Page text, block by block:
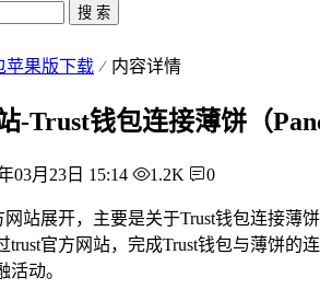
搜 索
苹果版下载 内容详情
-Trust钱包连接薄饼（
03月23日 15:14 1.2K 0
网站展开，主要是关于Trust钱包连接薄
trust官方网站，完成Trust钱包与薄饼
活动。